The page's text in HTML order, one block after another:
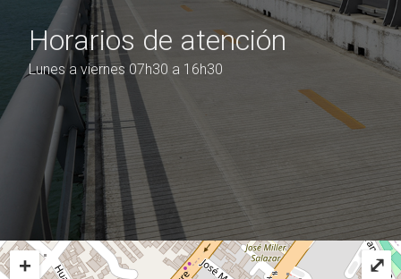
Horarios de atención
Lunes a viernes 07h30 a 16h30
+
⤢